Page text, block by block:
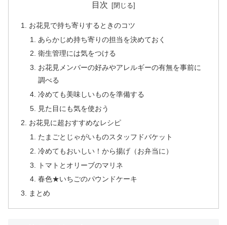
目次
お花見で持ち寄りするときのコツ
あらかじめ持ち寄りの担当を決めておく
衛生管理には気をつける
お花見メンバーの好みやアレルギーの有無を事前に
調べる
冷めても美味しいものを準備する
見た目にも気を使おう
お花見に超おすすめなレシピ
たまごとじゃがいものスタッフドバケット
冷めてもおいしい！から揚げ（お弁当に）
トマトとオリーブのマリネ
春色★いちごのパウンドケーキ
まとめ